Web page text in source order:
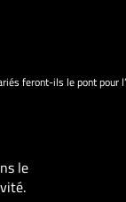
feront-ils le pont pour
le